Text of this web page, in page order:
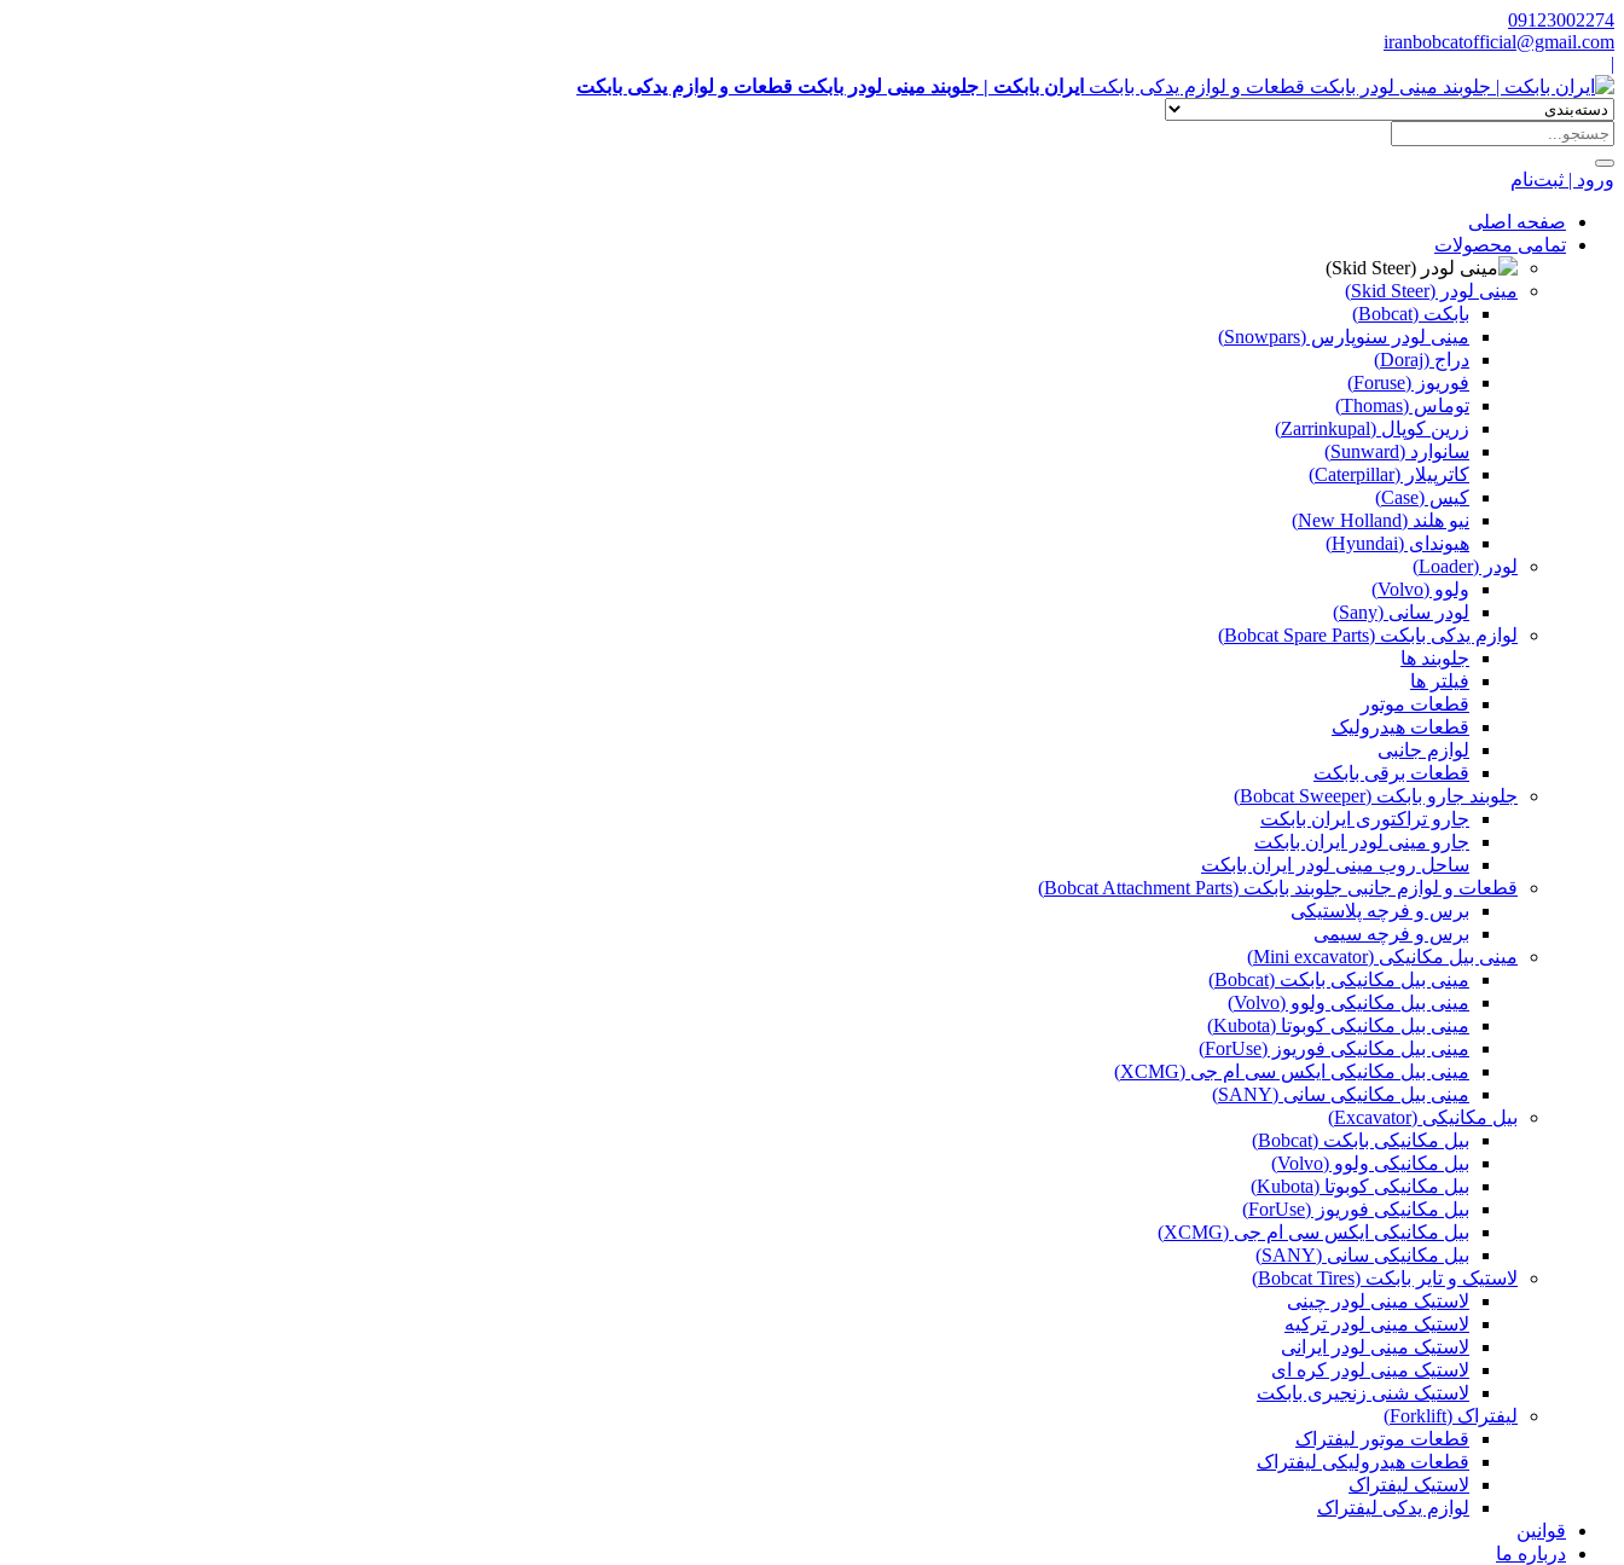
09123002274
iranbobcatofficial@gmail.com
|
ایران بابکت | جلوبند مینی لودر بابکت قطعات و لوازم یدکی بابکت
ورود | ثبت‌نام
صفحه اصلی
تمامی محصولات
مینی لودر (Skid Steer)
بابکت (Bobcat)
مینی لودر سنوپارس (Snowpars)
دراج (Doraj)
فوریوز (Foruse)
توماس (Thomas)
زرین کوپال (Zarrinkupal)
سانوارد (Sunward)
کاترپیلار (Caterpillar)
کیس (Case)
نیو هلند (New Holland)
هیوندای (Hyundai)
لودر (Loader)
ولوو (Volvo)
لودر سانی (Sany)
لوازم یدکی بابکت (Bobcat Spare Parts)
جلوبند ها
فیلتر ها
قطعات موتور
قطعات هیدرولیک
لوازم جانبی
قطعات برقی بابکت
جلوبند جارو بابکت (Bobcat Sweeper)
جارو تراکتوری ایران بابکت
جارو مینی لودر ایران بابکت
ساحل روب مینی لودر ایران بابکت
قطعات و لوازم جانبی جلوبند بابکت (Bobcat Attachment Parts)
برس و فرچه پلاستیکی
برس و فرچه سیمی
مینی بیل مکانیکی (Mini excavator)
مینی بیل مکانیکی بابکت (Bobcat)
مینی بیل مکانیکی ولوو (Volvo)
مینی بیل مکانیکی کوبوتا (Kubota)
مینی بیل مکانیکی فوریوز (ForUse)
مینی بیل مکانیکی ایکس سی ام جی (XCMG)
مینی بیل مکانیکی سانی (SANY)
بیل مکانیکی (Excavator)
بیل مکانیکی بابکت (Bobcat)
بیل مکانیکی ولوو (Volvo)
بیل مکانیکی کوبوتا (Kubota)
بیل مکانیکی فوریوز (ForUse)
بیل مکانیکی ایکس سی ام جی (XCMG)
بیل مکانیکی سانی (SANY)
لاستیک و تایر بابکت (Bobcat Tires)
لاستیک مینی لودر چینی
لاستیک مینی لودر ترکیه
لاستیک مینی لودر ایرانی
لاستیک مینی لودر کره ای
لاستیک شنی زنجیری بابکت
لیفتراک (Forklift)
قطعات موتور لیفتراک
قطعات هیدرولیکی لیفتراک
لاستیک لیفتراک
لوازم یدکی لیفتراک
قوانین
درباره ما